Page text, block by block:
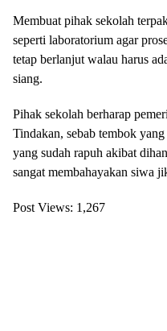
Membuat pihak sekolah
seperti laboratorium agar
tetap berlanjut walau harus
siang.
Pihak sekolah berharap
Tindakan, sebab tembok
yang sudah rapuh akibat
sangat membahayakan siwa
Post Views: 1,267